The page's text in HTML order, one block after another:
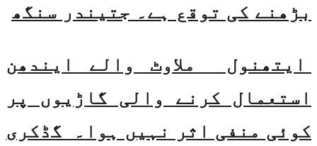
بڑھنے کی توقع ہے۔ جتیندر سنگھ
ایتھنول ملاوٹ والے ایندھن
استعمال کرنے والی گاڑیوں پر
کوئی منفی اثر نہیں ہوا۔ گڈکری